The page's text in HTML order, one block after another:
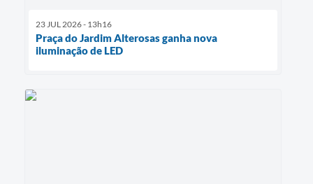
23 JUL 2026 - 13h16
Praça do Jardim Alterosas ganha nova
iluminação de LED